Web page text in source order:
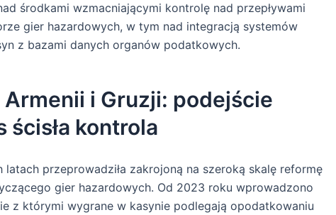
środkami wzmacniającymi kontrolę nad przepływami
gier hazardowych, w tym nad integracją systemów
z bazami danych organów podatkowych.
i Gruzji: podejście
ścisła kontrola
latach przeprowadziła zakrojoną na szeroką skalę reformę
gier hazardowych. Od 2023 roku wprowadzono
z którymi wygrane w kasynie podlegają opodatkowaniu